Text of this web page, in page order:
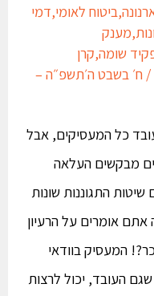
,ביטוח לאומי,דמי
,מענק
שומה,קרן
ח׳ בשבט ה׳תשפ״ה –
כל המעסיקים, אבל
מבקשים העלאה
התגוננות שונות
אומרים על הרעיון
המעסיק בוודאי
העובד, יכול לרצות